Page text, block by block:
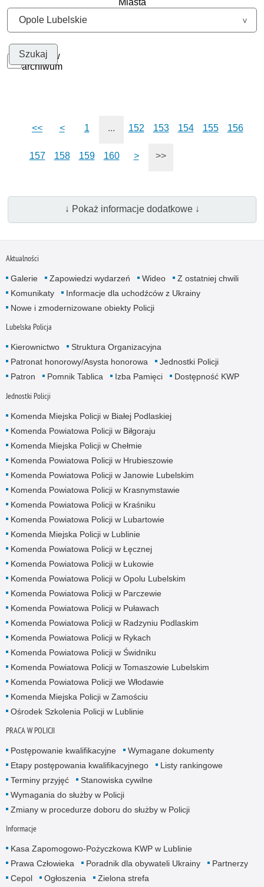
Szukaj w
archiwum
<< < 1 ... 152 153 154 155 156
157 158 159 160 > >>
↓ Pokaż informacje dodatkowe ↓
Aktualności
Galerie Zapowiedzi wydarzeń Wideo
Z ostatniej chwili
Komunikaty
Informacje dla uchodźców z Ukrainy
Nowe i zmodernizowane obiekty Policji
Lubelska Policja
Kierownictwo
Struktura Organizacyjna
Patronat honorowy/Asysta honorowa
Jednostki Policji
Patron
Pomnik Tablica Izba Pamięci Dostępność KWP
Jednostki Policji
Komenda Miejska Policji w Białej Podlaskiej
Komenda Powiatowa Policji w Biłgoraju
Komenda Miejska Policji w Chełmie
Komenda Powiatowa Policji w Hrubieszowie
Komenda Powiatowa Policji w Janowie Lubelskim
Komenda Powiatowa Policji w Krasnymstawie
Komenda Powiatowa Policji w Kraśniku
Komenda Powiatowa Policji w Lubartowie
Komenda Miejska Policji w Lublinie
Komenda Powiatowa Policji w Łęcznej
Komenda Powiatowa Policji w Łukowie
Komenda Powiatowa Policji w Opolu Lubelskim
Komenda Powiatowa Policji w Parczewie
Komenda Powiatowa Policji w Puławach
Komenda Powiatowa Policji w Radzyniu Podlaskim
Komenda Powiatowa Policji w Rykach
Komenda Powiatowa Policji w Świdniku
Komenda Powiatowa Policji w Tomaszowie Lubelskim
Komenda Powiatowa Policji we Włodawie
Komenda Miejska Policji w Zamościu
Ośrodek Szkolenia Policji w Lublinie
PRACA W POLICJI
Postępowanie kwalifikacyjne
Wymagane dokumenty
Etapy postępowania kwalifikacyjnego
Listy rankingowe
Terminy przyjęć
Stanowiska cywilne
Wymagania do służby w Policji
Zmiany w procedurze doboru do służby w Policji
Informacje
Kasa Zapomogowo-Pożyczkowa KWP w Lublinie
Prawa Człowieka
Poradnik dla obywateli Ukrainy
Partnerzy
Cepol
Ogłoszenia
Zielona strefa